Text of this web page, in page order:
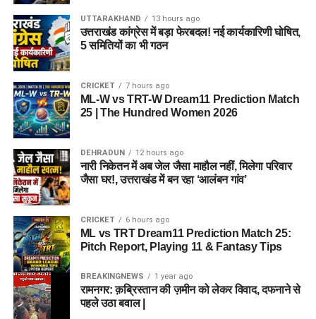
UTTARAKHAND 13 hours ago
उत्तराखंड कांग्रेस में बड़ा फेरबदल! नई कार्यकारिणी घोषित,
5 समितियों का भी गठन
CRICKET 7 hours ago
ML-W vs TRT-W Dream11 Prediction Match
25 | The Hundred Women 2026
DEHRADUN 12 hours ago
नारी निकेतन में अब जेल जैसा माहौल नहीं, मिलेगा परिवार
जैसा घर!, उत्तराखंड में बन रहा ‘आलंबन गांव’
CRICKET 6 hours ago
ML vs TRT Dream11 Prediction Match 25:
Pitch Report, Playing 11 & Fantasy Tips
BREAKINGNEWS 1 year ago
रामनगर: क़ब्रिस्तान की ज़मीन को लेकर विवाद, दफनाने से
पहले उठा बवाल |